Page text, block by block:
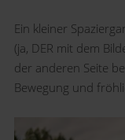
Ein kleiner
(ja, DER mit dem
der anderen Seite
Bewegung und